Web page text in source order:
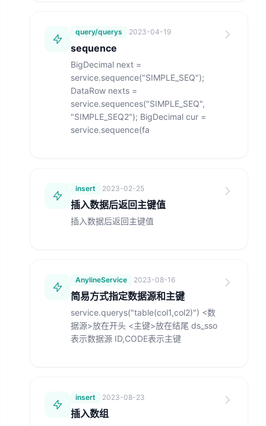
query/querys ·2023-04-19
sequence
BigDecimal next =
service.sequence("SIMPLE_SEQ");
DataRow nexts =
service.sequences("SIMPLE_SEQ",
"SIMPLE_SEQ2"); BigDecimal cur =
service.sequence(fa
insert ·2023-02-25
插入数据后返回主键值
插入数据后返回主键值
AnylineService ·2023-08-16
简易方式指定数据源和主键
service.querys("table(col1,col2)") <数
据源>放在开头 <主键>放在结尾 ds_sso
表示数据源 ID,CODE表示主键
insert ·2023-08-23
插入数组